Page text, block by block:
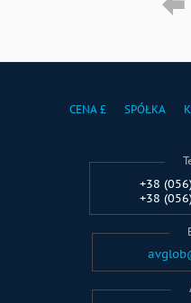
CENA £ SPÓŁKA
+38
+38